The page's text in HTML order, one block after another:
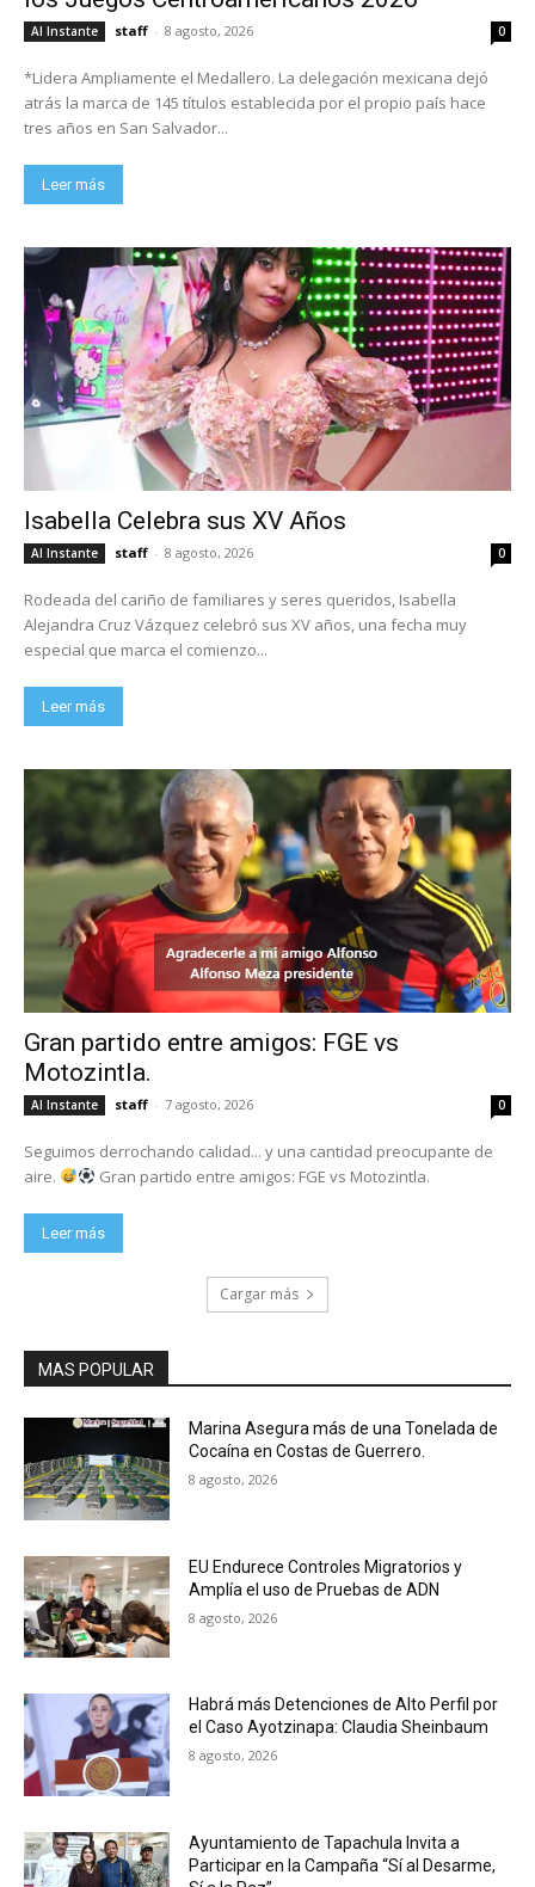
Al Instante staff - 8 agosto, 2026 0
*Lidera Ampliamente el Medallero. La delegación mexicana dejó
atrás la marca de 145 títulos establecida por el propio país hace
tres años en San Salvador...
Leer más
Isabella Celebra sus XV Años
Al Instante staff - 8 agosto, 2026 0
Rodeada del cariño de familiares y seres queridos, Isabella
Alejandra Cruz Vázquez celebró sus XV años, una fecha muy
especial que marca el comienzo...
Leer más
Gran partido entre amigos: FGE vs
Motozintla.
Al Instante staff - 7 agosto, 2026 0
Seguimos derrochando calidad... y una cantidad preocupante de
aire.
Gran partido entre amigos: FGE vs Motozintla.
Leer más
Cargar más
MAS POPULAR
Marina Asegura más de una Tonelada de
Cocaína en Costas de Guerrero.
8 agosto, 2026
EU Endurece Controles Migratorios y
Amplía el uso de Pruebas de ADN
8 agosto, 2026
Habrá más Detenciones de Alto Perfil por
el Caso Ayotzinapa: Claudia Sheinbaum
8 agosto, 2026
Ayuntamiento de Tapachula Invita a
Participar en la Campaña “Sí al Desarme,